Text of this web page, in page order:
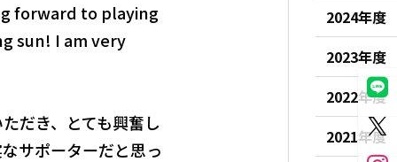
forward to playing
sun! I am very
だき、とても興奮し
サポーターだと思っ
2024年度
2023年度
2022年度
2021年度